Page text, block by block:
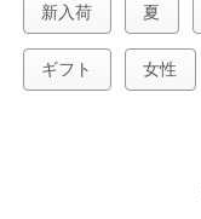
新入荷 夏
ギフト 女性